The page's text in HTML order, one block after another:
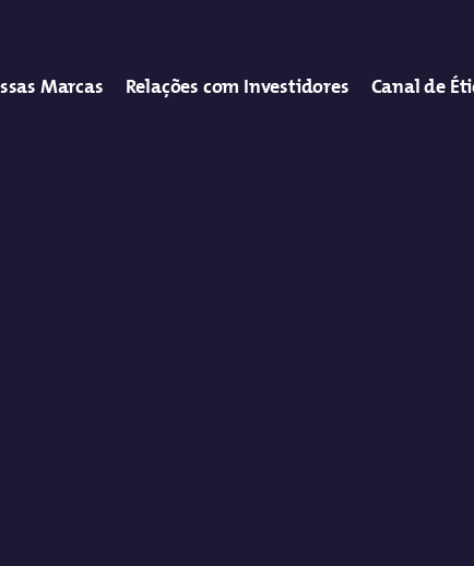
Marcas Relações com Investidores Canal de